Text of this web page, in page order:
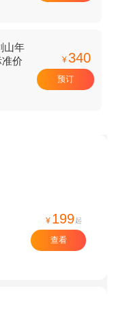
山年
价
¥340
预订
¥ 199起
查看